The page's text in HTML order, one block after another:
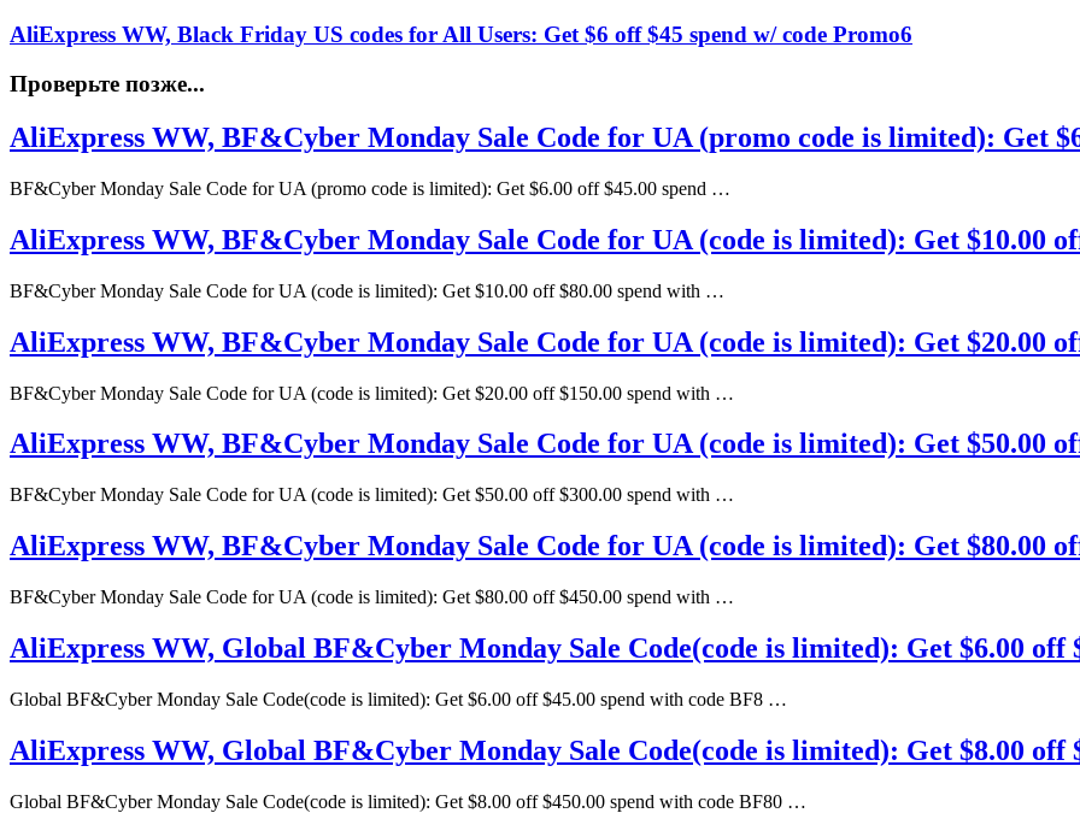
AliExpress WW, Black Friday US codes for All Users: Get $6 off $45 spend w/ code Promo6
Проверьте позже...
AliExpress WW, BF&Cyber Monday Sale Code for UA (promo code is limited): Get
BF&Cyber Monday Sale Code for UA (promo code is limited): Get $6.00 off $45.00 spend …
AliExpress WW, BF&Cyber Monday Sale Code for UA (code is limited): Get $10.00
BF&Cyber Monday Sale Code for UA (code is limited): Get $10.00 off $80.00 spend with …
AliExpress WW, BF&Cyber Monday Sale Code for UA (code is limited): Get $20.00
BF&Cyber Monday Sale Code for UA (code is limited): Get $20.00 off $150.00 spend with …
AliExpress WW, BF&Cyber Monday Sale Code for UA (code is limited): Get $50.00
BF&Cyber Monday Sale Code for UA (code is limited): Get $50.00 off $300.00 spend with …
AliExpress WW, BF&Cyber Monday Sale Code for UA (code is limited): Get $80.00
BF&Cyber Monday Sale Code for UA (code is limited): Get $80.00 off $450.00 spend with …
AliExpress WW, Global BF&Cyber Monday Sale Code(code is limited): Get $6.00 off
Global BF&Cyber Monday Sale Code(code is limited): Get $6.00 off $45.00 spend with code BF8 …
AliExpress WW, Global BF&Cyber Monday Sale Code(code is limited): Get $8.00 off
Global BF&Cyber Monday Sale Code(code is limited): Get $8.00 off $450.00 spend with code BF80 …